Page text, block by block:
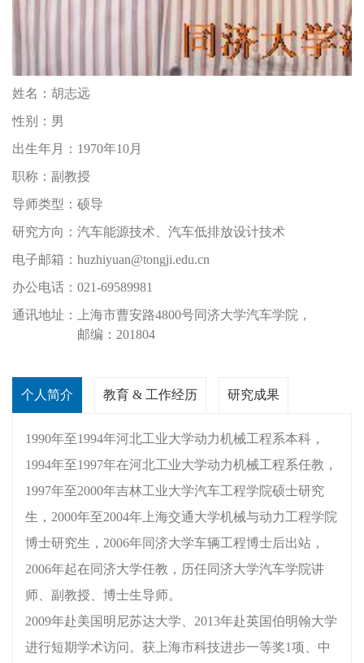
姓名： 胡志远
性别： 男
出生年月： 1970年10月
职称： 副教授
导师类型： 硕导
研究方向： 汽车能源技术、汽车低排放设计技术
电子邮箱： huzhiyuan@tongji.edu.cn
办公电话： 021-69589981
通讯地址：
上海市曹安路4800号同济大学汽车学院，
邮编：201804
个人简介 教育 & 工作经历 研究成果
1990年至1994年河北工业大学动力机械工程系本科，
1994年至1997年在河北工业大学动力机械工程系任教，
1997年至2000年吉林工业大学汽车工程学院硕士研究
生，2000年至2004年上海交通大学机械与动力工程学院
博士研究生，2006年同济大学车辆工程博士后出站，
2006年起在同济大学任教，历任同济大学汽车学院讲
师、副教授、博士生导师。
2009年赴美国明尼苏达大学、2013年赴英国伯明翰大学
进行短期学术访问。获上海市科技进步一等奖1项、中